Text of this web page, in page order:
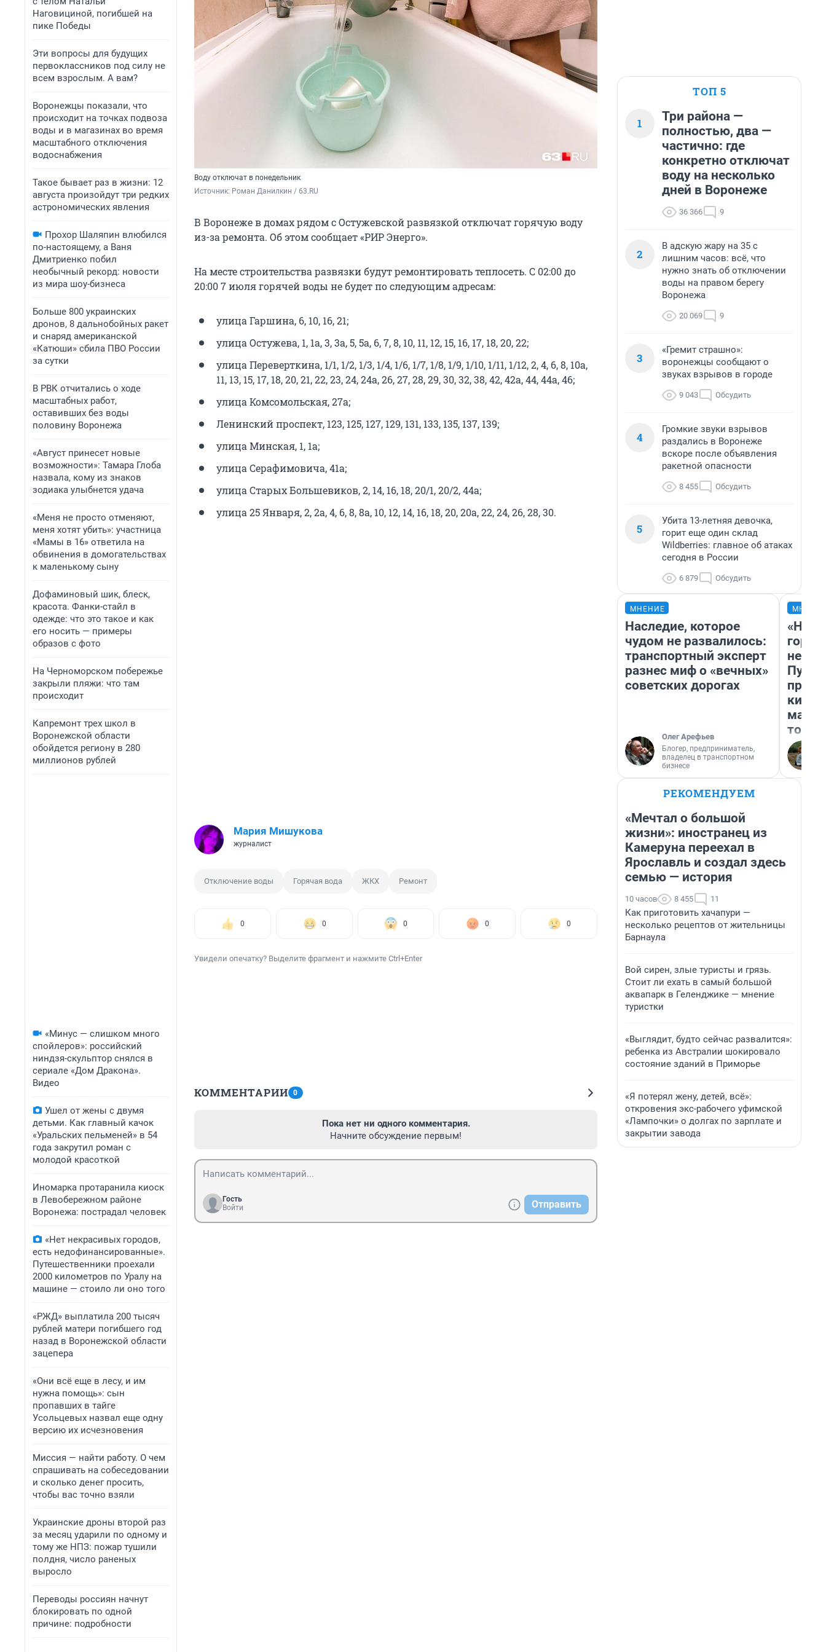
Наговициной, погибшей на
пике Победы
Эти вопросы для будущих
первоклассников под силу не
всем взрослым. А вам?
Воронежцы показали, что
происходит на точках подвоза
воды и в магазинах во время
масштабного отключения
водоснабжения
Такое бывает раз в жизни: 12
августа произойдут три редких
астрономических явления
Прохор Шаляпин влюбился
по-настоящему, а Ваня
Дмитриенко побил
необычный рекорд: новости
из мира шоу-бизнеса
Больше 800 украинских
дронов, 8 дальнобойных ракет
и снаряд американской
«Катюши» сбила ПВО России
за сутки
В РВК отчитались о ходе
масштабных работ,
оставивших без воды
половину Воронежа
«Август принесет новые
возможности»: Тамара Глоба
назвала, кому из знаков
зодиака улыбнется удача
«Меня не просто отменяют,
меня хотят убить»: участница
«Мамы в 16» ответила на
обвинения в домогательствах
к маленькому сыну
Дофаминовый шик, блеск,
красота. Фанки-стайл в
одежде: что это такое и как
его носить — примеры
образов с фото
На Черноморском побережье
закрыли пляжи: что там
происходит
Капремонт трех школ в
Воронежской области
обойдется региону в 280
миллионов рублей
«Минус — слишком много
спойлеров»: российский
ниндзя-скульптор снялся в
сериале «Дом Дракона».
Видео
Ушел от жены с двумя
детьми. Как главный качок
«Уральских пельменей» в 54
года закрутил роман с
молодой красоткой
Иномарка протаранила киоск
в Левобережном районе
Воронежа: пострадал человек
«Нет некрасивых городов,
есть недофинансированные».
Путешественники проехали
2000 километров по Уралу на
машине — стоило ли оно того
«РЖД» выплатила 200 тысяч
рублей матери погибшего год
назад в Воронежской области
зацепера
«Они всё еще в лесу, и им
нужна помощь»: сын
пропавших в тайге
Усольцевых назвал еще одну
версию их исчезновения
Миссия — найти работу. О чем
спрашивать на собеседовании
и сколько денег просить,
чтобы вас точно взяли
Украинские дроны второй раз
за месяц ударили по одному и
тому же НПЗ: пожар тушили
полдня, число раненых
выросло
Переводы россиян начнут
блокировать по одной
причине: подробности
Воду отключат в понедельник
Источник: Роман Данилкин / 63.RU
В Воронеже в домах рядом с Остужевской развязкой отключат горячую воду
из-за ремонта. Об этом сообщает «РИР Энерго».
На месте строительства развязки будут ремонтировать теплосеть. С 02:00 до
20:00 7 июля горячей воды не будет по следующим адресам:
улица Гаршина, 6, 10, 16, 21;
улица Остужева, 1, 1а, 3, 3а, 5, 5а, 6, 7, 8, 10, 11, 12, 15, 16, 17, 18, 20, 22;
улица Переверткина, 1/1, 1/2, 1/3, 1/4, 1/6, 1/7, 1/8, 1/9, 1/10, 1/11, 1/12, 2, 4, 6, 8, 10а,
11, 13, 15, 17, 18, 20, 21, 22, 23, 24, 24а, 26, 27, 28, 29, 30, 32, 38, 42, 42а, 44, 44а, 46;
улица Комсомольская, 27а;
Ленинский проспект, 123, 125, 127, 129, 131, 133, 135, 137, 139;
улица Минская, 1, 1а;
улица Серафимовича, 41а;
улица Старых Большевиков, 2, 14, 16, 18, 20/1, 20/2, 44а;
улица 25 Января, 2, 2а, 4, 6, 8, 8а, 10, 12, 14, 16, 18, 20, 20а, 22, 24, 26, 28, 30.
Мария Мишукова
журналист
Отключение воды Горячая вода ЖКХ Ремонт
0 0 0 0 0
Увидели опечатку? Выделите фрагмент и нажмите Ctrl+Enter
КОММЕНТАРИИ 0
Пока нет ни одного комментария.
Начните обсуждение первым!
Гость
Войти
Отправить
ТОП 5
1
Три района —
полностью, два —
частично: где
конкретно отключат
воду на несколько
дней в Воронеже
36 366 9
2
В адскую жару на 35 с
лишним часов: всё, что
нужно знать об отключении
воды на правом берегу
Воронежа
20 069 9
3
«Гремит страшно»:
воронежцы сообщают о
звуках взрывов в городе
9 043 Обсудить
4
Громкие звуки взрывов
раздались в Воронеже
вскоре после объявления
ракетной опасности
8 455 Обсудить
5
Убита 13-летняя девочка,
горит еще один склад
Wildberries: главное об атаках
сегодня в России
6 879 Обсудить
МНЕНИЕ
Наследие, которое
чудом не развалилось:
транспортный эксперт
разнес миф о «вечных»
советских дорогах
Олег Арефьев
Блогер, предприниматель,
владелец в транспортном
бизнесе
«Нет
того
РЕКОМЕНДУЕМ
«Мечтал о большой
жизни»: иностранец из
Камеруна переехал в
Ярославль и создал здесь
семью — история
10 часов 8 455 11
Как приготовить хачапури —
несколько рецептов от жительницы
Барнаула
Вой сирен, злые туристы и грязь.
Стоит ли ехать в самый большой
аквапарк в Геленджике — мнение
туристки
«Выглядит, будто сейчас развалится»:
ребенка из Австралии шокировало
состояние зданий в Приморье
«Я потерял жену, детей, всё»:
откровения экс-рабочего уфимской
«Лампочки» о долгах по зарплате и
закрытии завода